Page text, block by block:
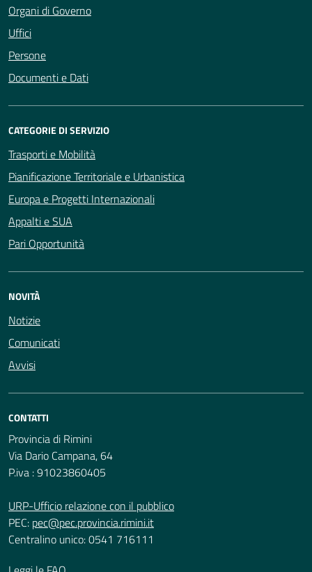
Organi di Governo
Uffici
Persone
Documenti e Dati
CATEGORIE DI SERVIZIO
Trasporti e Mobilità
Pianificazione Territoriale e Urbanistica
Europa e Progetti Internazionali
Appalti e SUA
Pari Opportunità
NOVITÀ
Notizie
Comunicati
Avvisi
CONTATTI
Provincia di Rimini
Via Dario Campana, 64
P.iva : 91023860405
URP-Ufficio relazione con il pubblico
PEC: pec@pec.provincia.rimini.it
Centralino unico: 0541 716111